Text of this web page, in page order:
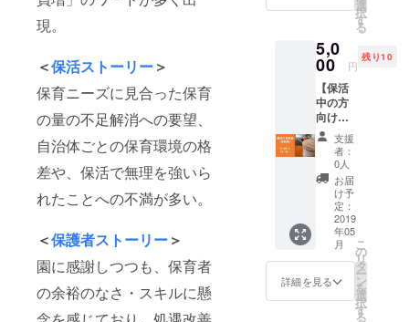
現。
＜保活ストーリー＞
保育ニーズに見合った保育
の量の不足解消への要望、
自治体ごとの保育環境の格
差や、保活で無理を強いら
れたことへの不満が多い。
＜保護者ストーリー＞
園に感謝しつつも、保育者
の余裕のなさ・スキルに懸
婦で！
いただ
くきっ
かけに
なれば
と企画
しまし
た。夫
婦では
じめる
子育て
の第一
歩とし
て、ぜ
ひご参
加くだ
さい！
※会場ま
での交
通費に
のため
に開講
いただ
けるこ
とにな
りまし
た。そ
の日を
迎える
までな
かなか
イメー
ジでき
ないお
産や育
児を、
パパ
に！そ
して夫
婦で！
NPO法
ト
douce.
が、
「おお
かみ学
級」の
名で実
際に産
婦人科
にて
行って
いる両
親学級
を、
miraco
ペーン
のため
メール
ていた
だきま
す。
(A)、
(B)の2
コマと
も受講
される
方は、
同日の
5,000円
のリ
ターン
へお申
い。
NPO法
※視聴期
限：各
ト終了
から1年
間
皆さん
と共
に、保
活とは
何か？
から保
活のノ
ウハ
ウ、首
都圏の
保活の
現状に
につい
て語り
合い、
情報を
共有す
選
択
す
る
5,0
00 円
残り10
【保活
中の方
向け】
保活の
お茶
会 5月
18日
（土）
10時
~12時＠
渋谷 10
名限定
／これ
から保
活、現
支援
者：
0人
お届
け予
定：
2019
年05
月
詳細を見る
こ
の
リ
タ
ー
ン
を
選
択
す
る